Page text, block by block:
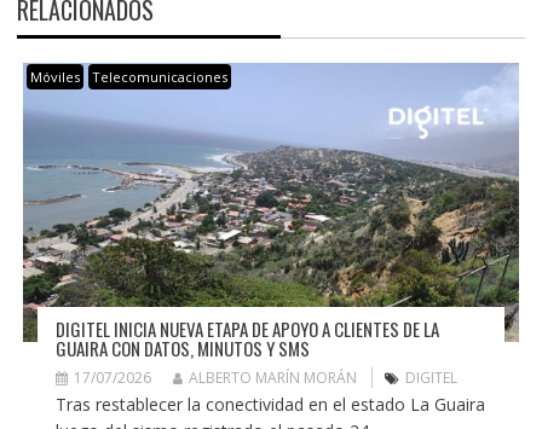
RELACIONADOS
Móviles Telecomunicaciones
DIGITEL INICIA NUEVA ETAPA DE APOYO A CLIENTES DE LA
GUAIRA CON DATOS, MINUTOS Y SMS
17/07/2026 ALBERTO MARÍN MORÁN DIGITEL
Tras restablecer la conectividad en el estado La Guaira